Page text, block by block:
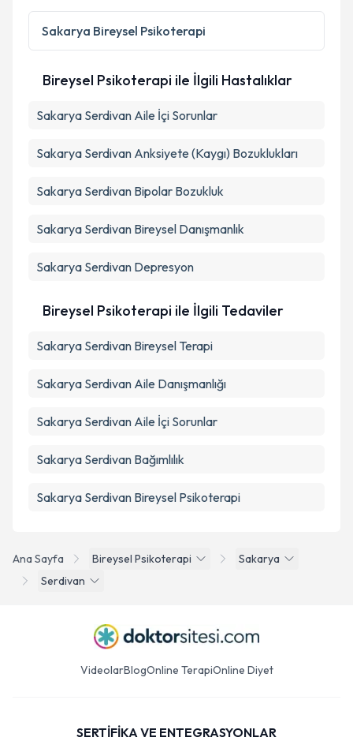
Ana Sayfa Bireysel Psikoterapi
Sakarya
Serdivan
Sakarya Bireysel Psikoterapi
Bireysel Psikoterapi ile İlgili Hastalıklar
Sakarya Serdivan Aile İçi Sorunlar
Sakarya Serdivan Anksiyete (Kaygı) Bozuklukları
Sakarya Serdivan Bipolar Bozukluk
Sakarya Serdivan Bireysel Danışmanlık
Sakarya Serdivan Depresyon
Bireysel Psikoterapi ile İlgili Tedaviler
Sakarya Serdivan Bireysel Terapi
Sakarya Serdivan Aile Danışmanlığı
Sakarya Serdivan Aile İçi Sorunlar
Sakarya Serdivan Bağımlılık
Sakarya Serdivan Bireysel Psikoterapi
VideolarBlogOnline TerapiOnline Diyet
SERTİFİKA VE ENTEGRASYONLAR